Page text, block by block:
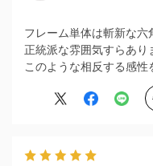
フレーム単体は斬新な
正統派な雰囲気すらあり
このような相反する感性